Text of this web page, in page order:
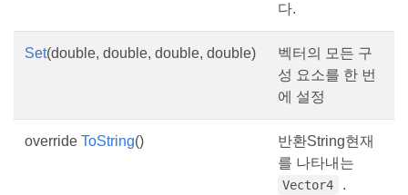
다.
Set(double, double, double, double)
벡터의 모든 구
성 요소를 한 번
에 설정
override ToString()
반환String현재
를 나타내는
Vector4 .